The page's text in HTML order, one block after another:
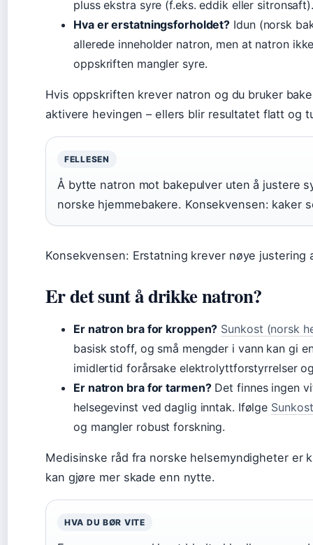
pluss ekstra syre (f.eks. eddik eller sitronsaft).
Hva er erstatningsforholdet? Idun (norsk
allerede inneholder natron, men at natron
oppskriften mangler syre.
Hvis oppskriften krever natron og du bruker
aktivere hevingen – ellers blir resultatet flatt og
FELLESEN
Å bytte natron mot bakepulver uten å justere
norske hjemmebakere. Konsekvensen: kaker
Konsekvensen: Erstatning krever nøye
Er det sunt å drikke natron?
Er natron bra for kroppen? Sunkost (norsk
basisk stoff, og små mengder i vann kan gi
imidlertid forårsake elektrolyttforstyrrelser
Er natron bra for tarmen?Det finnes ingen
helsegevinst ved daglig inntak. Ifølge Sunkost
og mangler robust forskning.
Medisinske råd fra norske helsemyndigheter er
kan gjøre mer skade enn nytte.
HVA DU BØR VITE